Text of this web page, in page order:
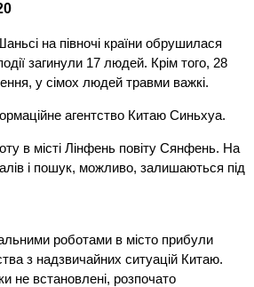
на півночі країни обрушилася
загинули 17 людей. Крім того, 28
у сімох людей травми важкі.
агентство Китаю Синьхуа.
в місті Лінфень повіту Сянфень. На
і пошук, можливо, залишаються під
роботами в місто прибули
з надзвичайних ситуацій Китаю.
не встановлені, розпочато